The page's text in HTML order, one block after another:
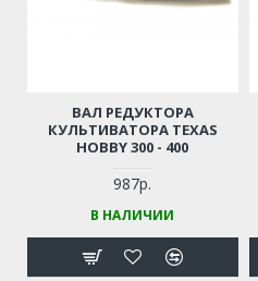
ВАЛ РЕДУКТОРА
КУЛЬТИВАТОРА TEXAS
HOBBY 300 - 400
987р.
В НАЛИЧИИ